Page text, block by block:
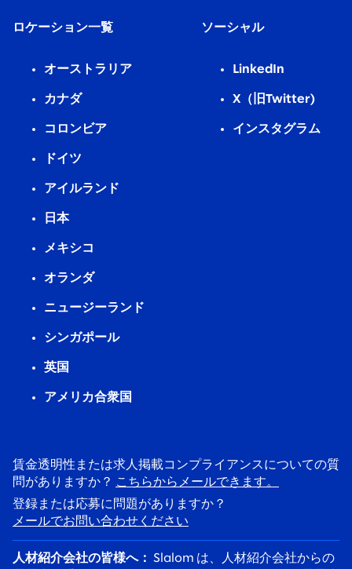
ロケーション一覧
オーストラリア
カナダ
コロンビア
ドイツ
アイルランド
日本
メキシコ
オランダ
ニュージーランド
シンガポール
英国
アメリカ合衆国
ソーシャル
LinkedIn
X（旧Twitter)
インスタグラム
賃金透明性または求人掲載コンプライアンスについての質
問がありますか？ こちらからメールできます。
登録または応募に問題がありますか？
メールでお問い合わせください
人材紹介会社の皆様へ： Slalom は、人材紹介会社からの